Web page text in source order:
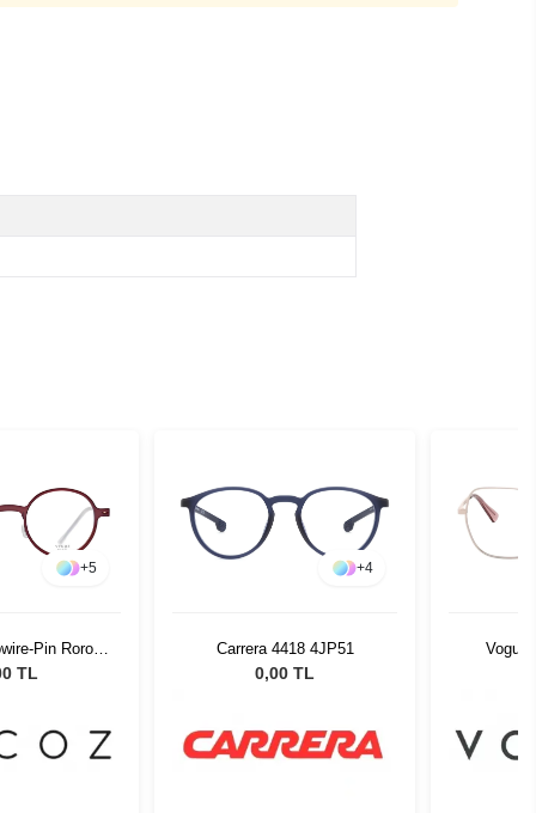
+5
Pin Roro
22 51526
TL
+4
Carrera 4418 4JP51
0,00 TL
Vogue